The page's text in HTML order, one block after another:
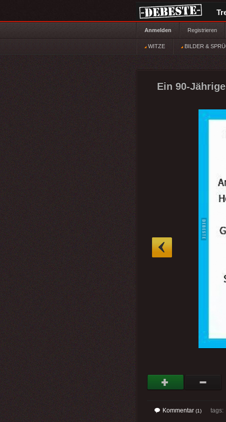
Anmelden Registrieren
WITZE BILDER &
Ein 90-
Kommentar (1) tags: